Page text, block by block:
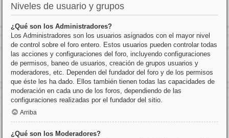
Niveles de usuario y grupos
¿Qué son los Administradores?
Los Administradores son los usuarios asignados con el mayor nivel
de control sobre el foro entero. Estos usuarios pueden controlar todas
las acciones y configuraciones del foro, incluyendo configuraciones
de permisos, baneo de usuarios, creación de grupos usuarios y
moderadores, etc. Dependen del fundador del foro y de los permisos
que éste les ha dado. Ellos también tienen todas las capacidades de
moderación en cada uno de los foros, dependiendo de las
configuraciones realizadas por el fundador del sitio.
Arriba
¿Qué son los Moderadores?